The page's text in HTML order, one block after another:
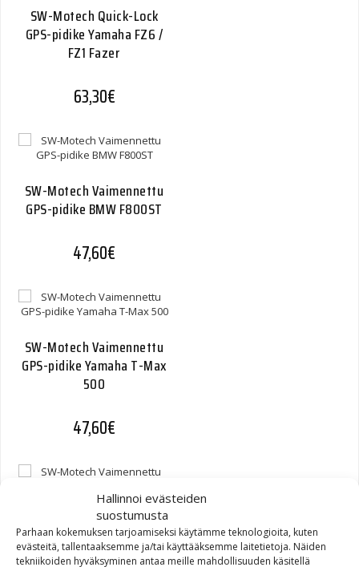
Hallinnoi evästeiden
suostumusta
Parhaan kokemuksen tarjoamiseksi käytämme teknologioita, kuten
evästeitä, tallentaaksemme ja/tai käyttääksemme laitetietoja. Näiden
tekniikoiden hyväksyminen antaa meille mahdollisuuden käsitellä
SW-Motech Quick-Lock
GPS-pidike Yamaha FZ6 /
FZ1 Fazer
63,30€
SW-Motech Vaimennettu
GPS-pidike BMW F800ST
47,60€
SW-Motech Vaimennettu
GPS-pidike Yamaha T-Max
500
47,60€
SW-Motech Vaimennettu
GPS-pidike Triumph Tiger